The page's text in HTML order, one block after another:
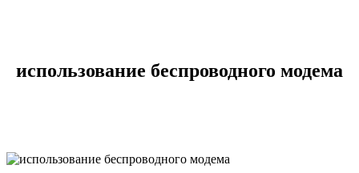
использование беспроводного модема